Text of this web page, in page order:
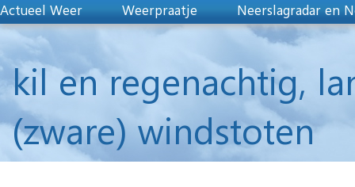
Actueel Weer Weerpraatje Neerslagradar en
kil en regenachtig,
(zware) windstoten